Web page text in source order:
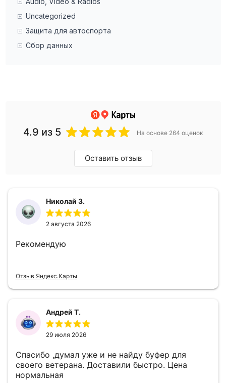
Uncategorized
Защита для автоспорта
Сбор данных
4.9 из 5 На основе 264 оценок
Оставить отзыв
Николай З.
2 августа 2026
Рекомендую
Отзыв Яндекс.Карты
Андрей Т.
29 июля 2026
Спасибо ,думал уже и не найду буфер для
своего ветерана. Доставили быстро. Цена
нормальная